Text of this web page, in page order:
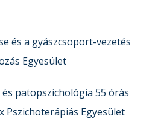
és a gyászcsoport-vezetés
Egyesület
patopszichológia 55 órás
Pszichoterápiás Egyesület